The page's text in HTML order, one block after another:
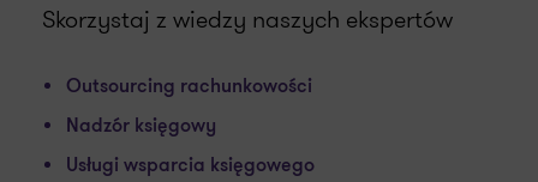
Skorzystaj z wiedzy naszych ekspertów
Outsourcing rachunkowości
Nadzór księgowy
Usługi wsparcia księgowego